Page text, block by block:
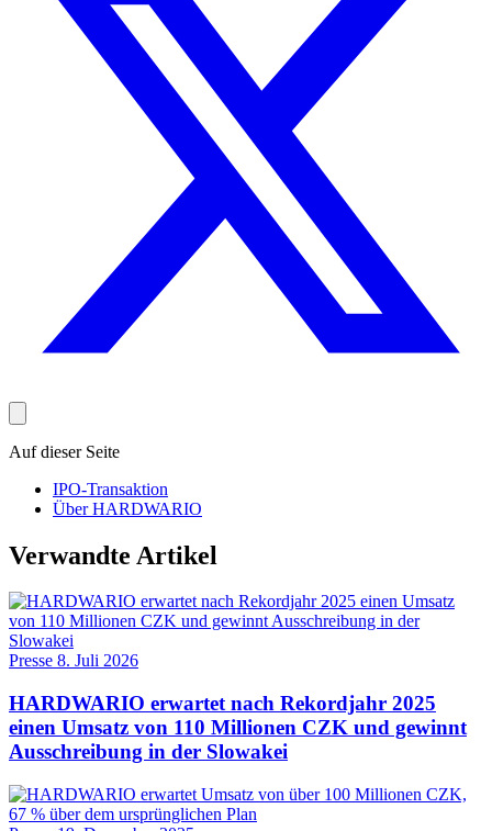
Auf dieser Seite
IPO-Transaktion
Über HARDWARIO
Verwandte Artikel
Presse 8. Juli 2026
HARDWARIO erwartet nach Rekordjahr 2025
einen Umsatz von 110 Millionen CZK und gewinnt
Ausschreibung in der Slowakei